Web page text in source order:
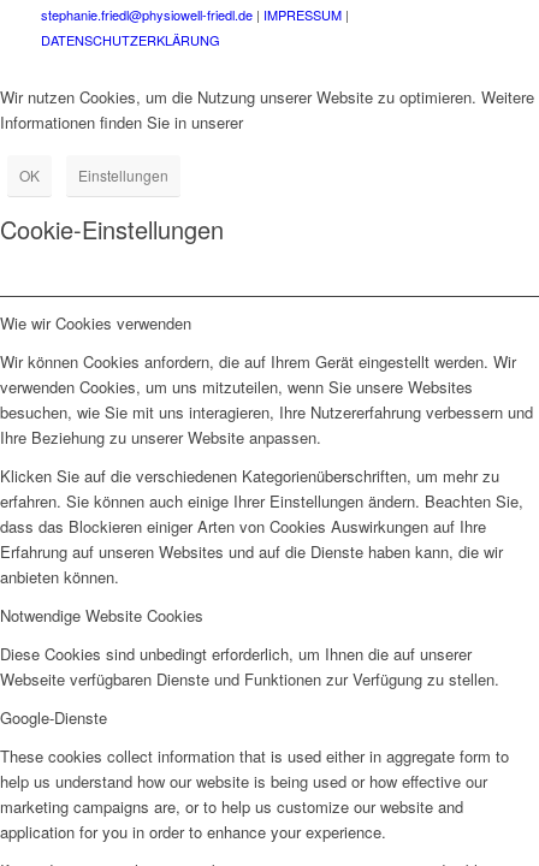
stephanie.friedl@physiowell-friedl.de| IMPRESSUM|
DATENSCHUTZERKLÄRUNG
Wir nutzen Cookies, um die Nutzung unserer Website zu optimieren. Weitere
Informationen finden Sie in unserer
OK Einstellungen
Cookie-Einstellungen
Wie wir Cookies verwenden
Wir können Cookies anfordern, die auf Ihrem Gerät eingestellt werden. Wir
verwenden Cookies, um uns mitzuteilen, wenn Sie unsere Websites
besuchen, wie Sie mit uns interagieren, Ihre Nutzererfahrung verbessern und
Ihre Beziehung zu unserer Website anpassen.
Klicken Sie auf die verschiedenen Kategorienüberschriften, um mehr zu
erfahren. Sie können auch einige Ihrer Einstellungen ändern. Beachten Sie,
dass das Blockieren einiger Arten von Cookies Auswirkungen auf Ihre
Erfahrung auf unseren Websites und auf die Dienste haben kann, die wir
anbieten können.
Notwendige Website Cookies
Diese Cookies sind unbedingt erforderlich, um Ihnen die auf unserer
Webseite verfügbaren Dienste und Funktionen zur Verfügung zu stellen.
Google-Dienste
These cookies collect information that is used either in aggregate form to
help us understand how our website is being used or how effective our
marketing campaigns are, or to help us customize our website and
application for you in order to enhance your experience.